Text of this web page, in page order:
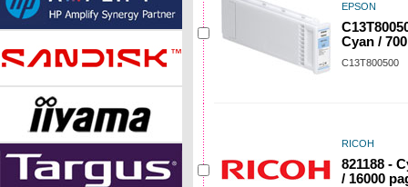
EPSON
Cyan /
C13T800500
RICOH
821188 -
/ 16000